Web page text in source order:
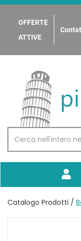
Passa
contenuto
principale
OFFERTE
ATTIVE
PisaPharma
Prodotto
Catalogo Prodotti /